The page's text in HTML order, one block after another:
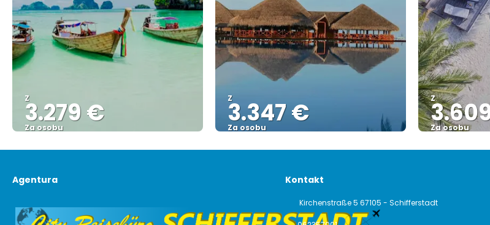
Z
3.279 €
Za osobu
Z
3.347 €
Za osobu
Z
Za osobu
Agentura Kontakt
Kirchenstraße 5 67105 - Schifferstadt